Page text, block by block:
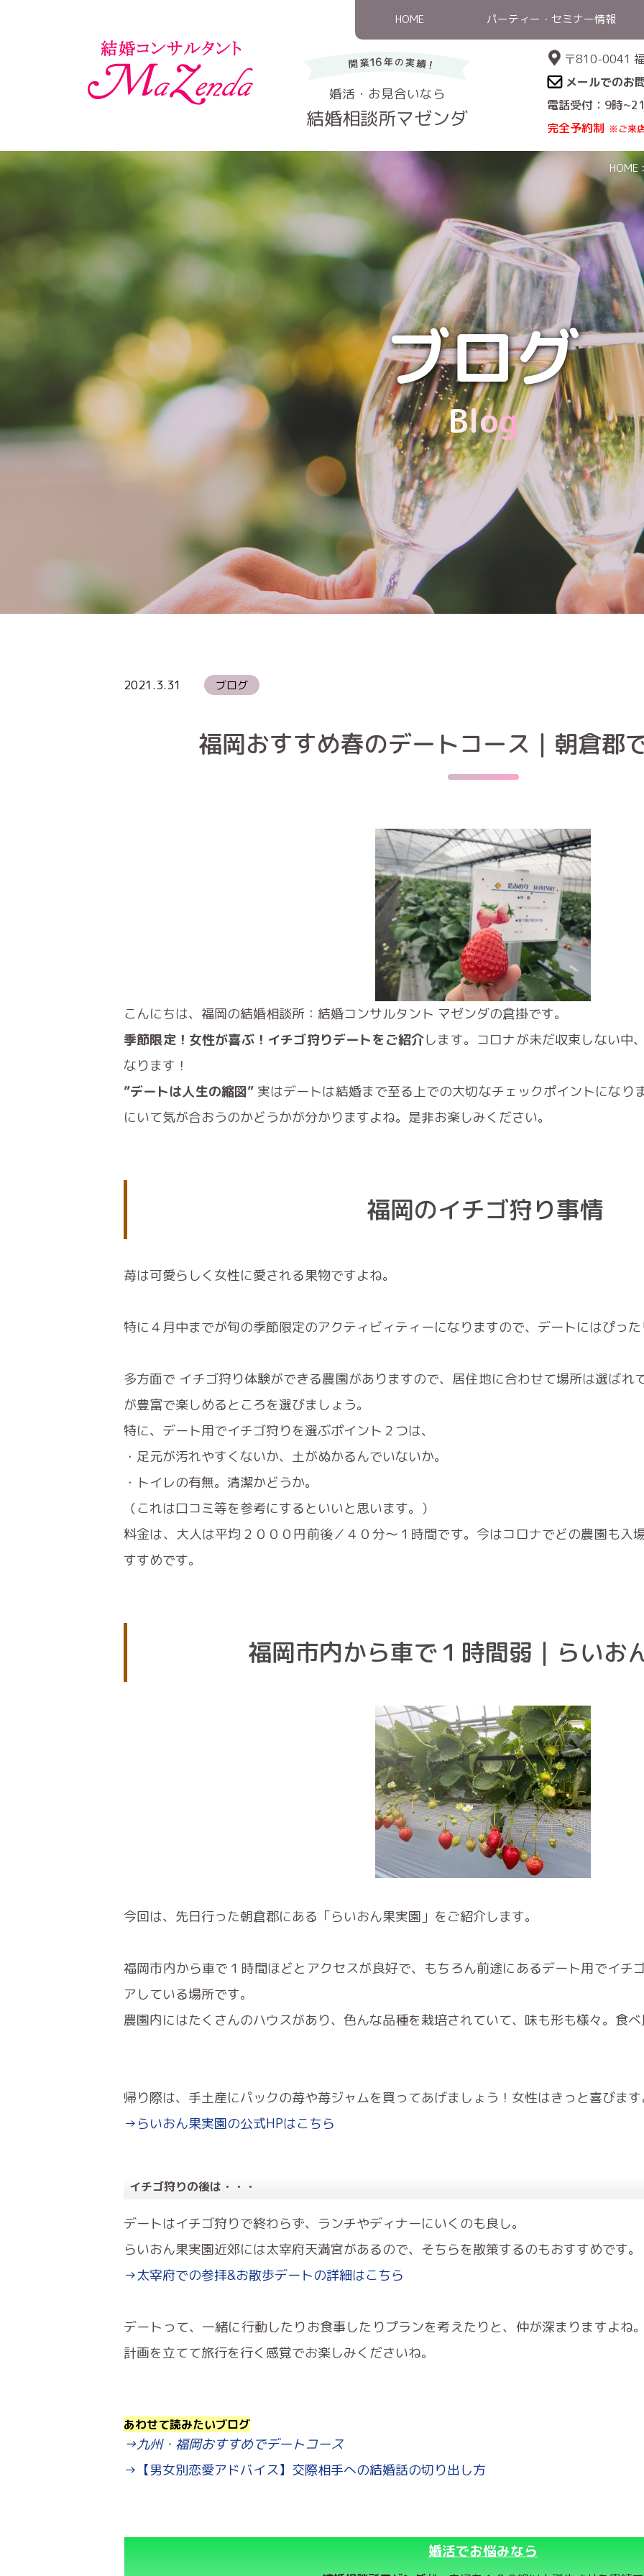
HOME パーティー・セミナー情報
婚活・お見合いなら
結婚相談所マゼンダ
〒810-0041
メールでのお
電話受付：9時
完全予約制 ※ご来
ブログ
Blog
HOME
2021.3.31 ブログ
福岡おすすめ春のデートコース｜朝倉郡
こんにちは、福岡の結婚相談所：結婚コンサルタント マゼンダの倉掛です。
季節限定！女性が喜ぶ！イチゴ狩りデートをご紹介します。コロナが未だ収束しない中
なります！
”デートは人生の縮図”実はデートは結婚まで至る上での大切なチェックポイントになり
にいて気が合おうのかどうかが分かりますよね。是非お楽しみください。
福岡のイチゴ狩り事情
苺は可愛らしく女性に愛される果物ですよね。
特に４月中までが旬の季節限定のアクティビィティーになりますので、デートにはぴっ
多方面で イチゴ狩り体験ができる農園がありますので、居住地に合わせて場所は選ばれ
が豊富で楽しめるところを選びましょう。
特に、デート用でイチゴ狩りを選ぶポイント２つは、
・足元が汚れやすくないか、土がぬかるんでいないか。
・トイレの有無。清潔かどうか。
（これは口コミ等を参考にするといいと思います。）
料金は、大人は平均２０００円前後／４０分〜１時間です。今はコロナでどの農園も入
すすめです。
福岡市内から車で１時間弱｜らいお
今回は、先日行った朝倉郡にある「らいおん果実園」をご紹介します。
福岡市内から車で１時間ほどとアクセスが良好で、もちろん前途にあるデート用でイチ
アしている場所です。
農園内にはたくさんのハウスがあり、色んな品種を栽培されていて、味も形も様々。食
帰り際は、手土産にパックの苺や苺ジャムを買ってあげましょう！女性はきっと喜びま
→らいおん果実園の公式HPはこちら
イチゴ狩りの後は・・・
デートはイチゴ狩りで終わらず、ランチやディナーにいくのも良し。
らいおん果実園近郊には太宰府天満宮があるので、そちらを散策するのもおすすめです。
→太宰府での参拝&お散歩デートの詳細はこちら
デートって、一緒に行動したりお食事したりプランを考えたりと、仲が深まりますよね
計画を立てて旅行を行く感覚でお楽しみくださいね。
あわせて読みたいブログ
→九州・福岡おすすめでデートコース
→【男女別恋愛アドバイス】交際相手への結婚話の切り出し方
婚活でお悩みなら